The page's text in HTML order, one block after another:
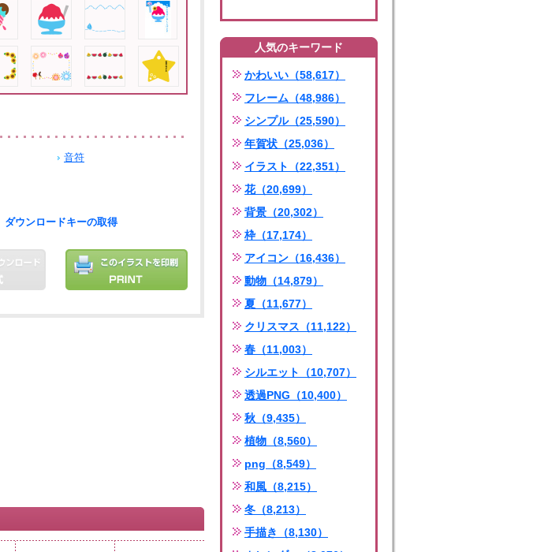
音符
ダウンロードキーの取得
人気のキーワード
かわいい（58,617）
フレーム（48,986）
シンプル（25,590）
年賀状（25,036）
イラスト（22,351）
花（20,699）
背景（20,302）
枠（17,174）
アイコン（16,436）
動物（14,879）
夏（11,677）
クリスマス（11,122）
春（11,003）
シルエット（10,707）
透過PNG（10,400）
秋（9,435）
植物（8,560）
png（8,549）
和風（8,215）
冬（8,213）
手描き（8,130）